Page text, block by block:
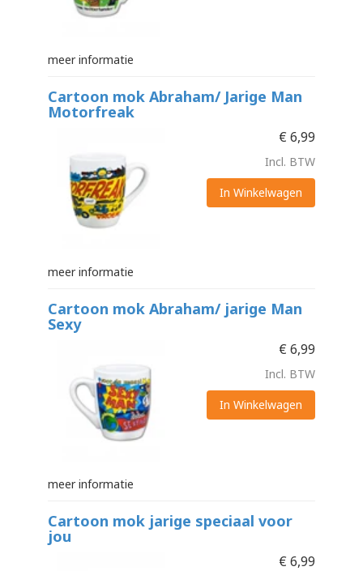
meer informatie
Cartoon mok Abraham/ Jarige Man
Motorfreak
€ 6,99
Incl. BTW
In Winkelwagen
meer informatie
Cartoon mok Abraham/ jarige Man
Sexy
€ 6,99
Incl. BTW
In Winkelwagen
meer informatie
Cartoon mok jarige speciaal voor
jou
€ 6,99